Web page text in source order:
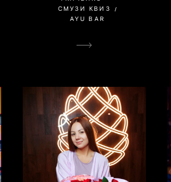
СМУЗИ КВИЗ
AYU BAR